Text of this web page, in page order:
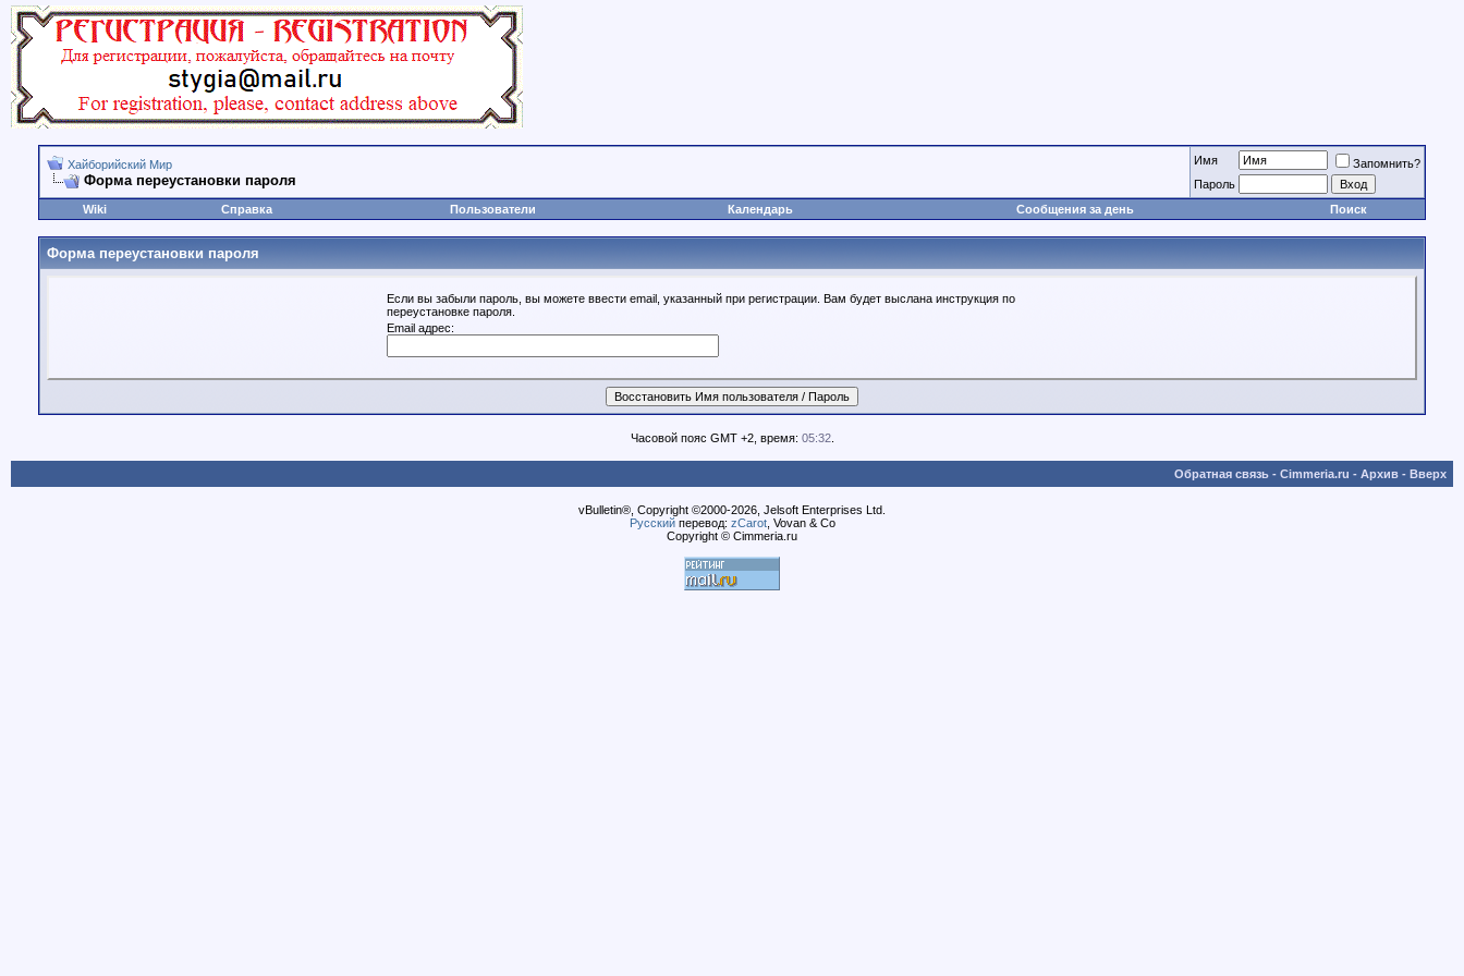
Хайборийский Мир
Форма переустановки пароля
Имя
Запомнить?
Пароль
Wiki
Справка Пользователи Календарь Сообщения за день Поиск
Форма переустановки пароля
Если вы забыли пароль, вы можете ввести email, указанный при регистрации. Вам будет выслана инструкция по
переустановке пароля.
Email адрес:
Часовой пояс GMT +2, время: 05:32.
Обратная связь - Cimmeria.ru - Архив - Вверх
vBulletin®, Copyright ©2000-2026, Jelsoft Enterprises Ltd.
Русскийперевод: zCarot, Vovan & Co
Copyright © Cimmeria.ru